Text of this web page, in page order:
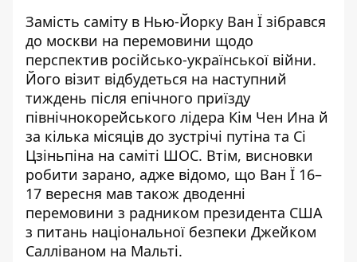
Замість саміту в Нью-Йорку Ван Ї зібрався
до москви на перемовини щодо
перспектив російсько-української війни.
Його візит відбудеться на наступний
тиждень після епічного приїзду
північнокорейського лідера Кім Чен Ина й
за кілька місяців до зустрічі путіна та Сі
Цзіньпіна на саміті ШОС. Втім, висновки
робити зарано, адже відомо, що Ван Ї 16–
17 вересня мав також дводенні
перемовини з радником президента США
з питань національної безпеки Джейком
Салліваном на Мальті.